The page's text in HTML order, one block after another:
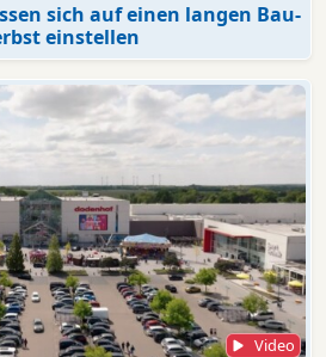
sich auf einen langen Bau-
einstellen
Video